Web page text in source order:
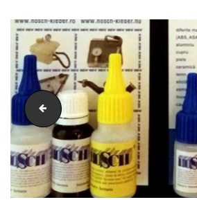
hosch_logo jpg